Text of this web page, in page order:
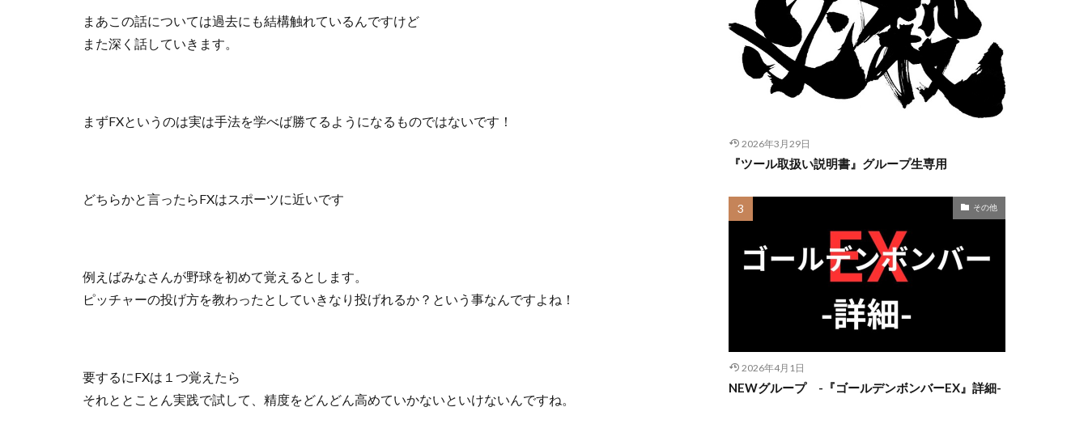
まあこの話については過去にも結構触れているんですけど
また深く話していきます。
まずFXというのは実は手法を学べば勝てるようになるものではないです！
どちらかと言ったらFXはスポーツに近いです
例えばみなさんが野球を初めて覚えるとします。
ピッチャーの投げ方を教わったとしていきなり投げれるか？という事なんですよね！
要するにFXは１つ覚えたら
それととことん実践で試して、精度をどんどん高めていかないといけないんですね。
2026年3月29日
『ツール取扱い説明書』グループ生専用
その他
2026年4月1日
NEWグループ -『ゴールデンボンバーEX』詳細-